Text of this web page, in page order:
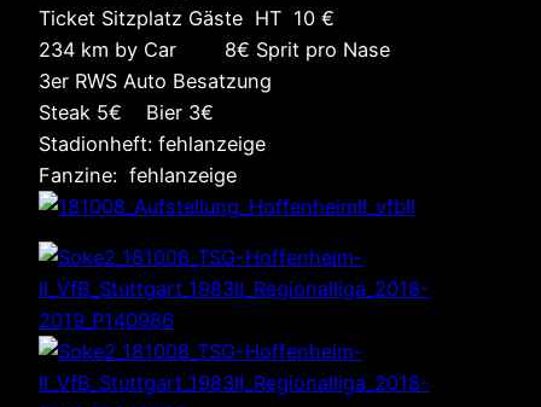
Ticket Sitzplatz Gäste HT 10 €
234 km by Car 8€ Sprit pro Nase
3er RWS Auto Besatzung
Steak 5€ Bier 3€
Stadionheft: fehlanzeige
Fanzine: fehlanzeige